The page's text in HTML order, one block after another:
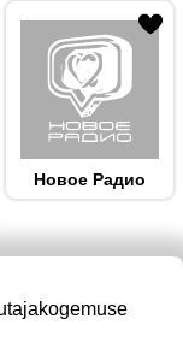
Новое Радио